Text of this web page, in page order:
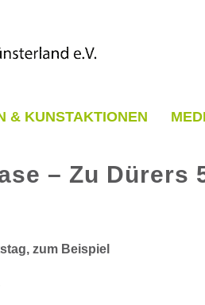
& KUNSTAKTIONEN
– Zu Dürers
zum Beispiel